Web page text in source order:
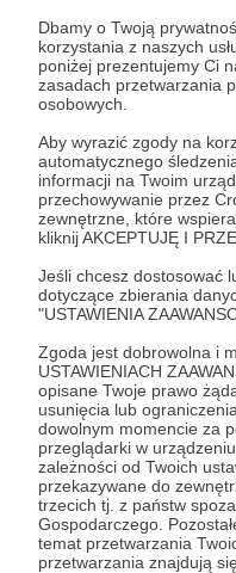
Dbamy o Twoją
korzystania z naszych
poniżej prezentujemy Ci
zasadach przetwarzania
osobowych.
Aby wyrazić zgody na
automatycznego
informacji na Twoim
przechowywanie przez
zewnętrzne, które
kliknij AKCEPTUJĘ I
Jeśli chcesz dostosować
dotyczące zbierania
"USTAWIENIA
Zgoda jest dobrowolna i
USTAWIENIACH
opisane Twoje prawo
usunięcia lub
dowolnym momencie za
przeglądarki w
zależności od Twoich
przekazywane do
trzecich tj. z państw
Gospodarczego.
temat przetwarzania
przetwarzania znajdują
26.10.2021 ● Brak komentarzy
Jesteśmy w
Znaleźliśmy się wśród
#razemzmieniamy. I
uśmiechem :)
+6